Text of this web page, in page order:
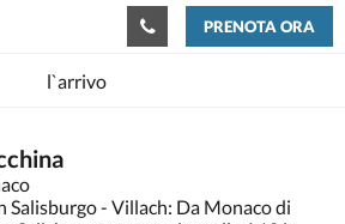
PRENOTA ORA
l`arrivo
Salisburgo - Villach: Da Monaco di